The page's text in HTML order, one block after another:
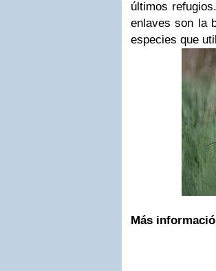
últimos
enlaves son la
especies que
Más